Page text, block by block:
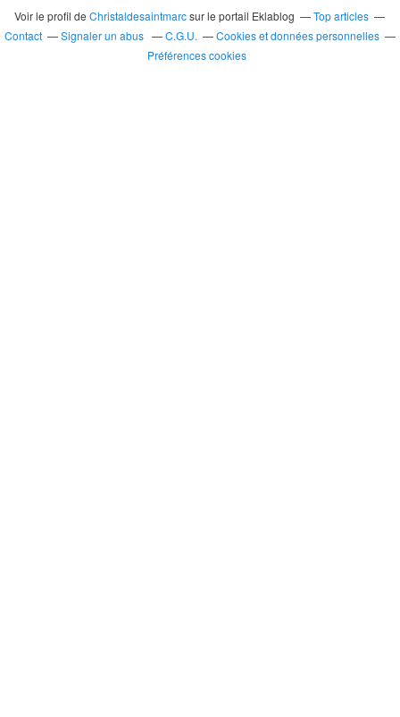
Voir le profil deChristaldesaintmarcsur le portail Eklablog
Top articles
Contact
Signaler un abus C.G.U.
Cookies et données personnelles
Préférences cookies